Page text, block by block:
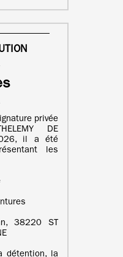
privée
DE
il a été
les
38220 ST
détention, la